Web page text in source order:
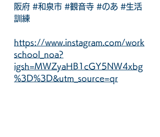
阪府 #和泉市 #観音寺 #のあ #生活
訓練
https://www.instagram.com/work
school_noa?
igsh=MWZyaHB1cGY5NW4xbg
%3D%3D&utm_source=qr